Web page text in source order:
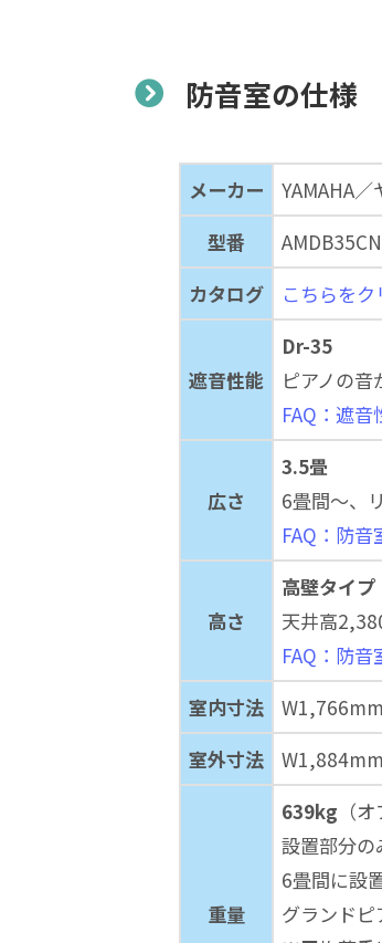
防音室の仕様
メーカー
YAMAHA／
型番
カタログ
こちらをク
遮音性能
Dr-35
ピアノの音
FAQ：遮音
広さ
3.5畳
6畳間～、
FAQ：防
高さ
高壁タイプ
天井高
FAQ：防
室内寸法
室外寸法
重量
639kg （
設置部分
6畳間に設
グランド